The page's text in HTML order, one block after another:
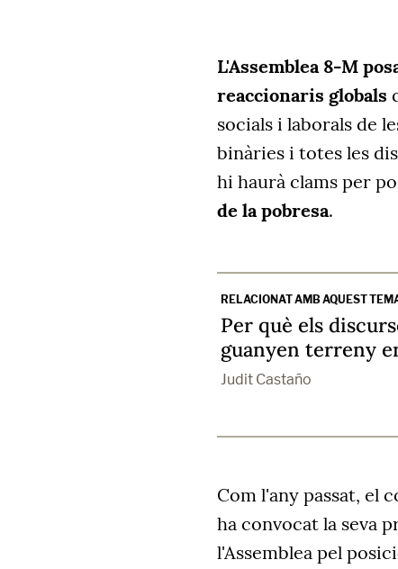
L'Assemblea 8-M
reaccionaris globals
socials i laborals de
binàries i totes les
hi haurà clams per
de la pobresa.
RELACIONAT AMB AQUEST
Per què els
guanyen terreny
Judit Castaño
Com l'any passat, el
ha convocat la seva
l'Assemblea pel